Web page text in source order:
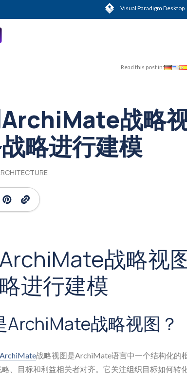
Visual Paradigm Desktop
Read this post in:
战略
略进行建模
战略视
进行建模
ArchiMate战略视图？
ArchiMate战略视图是ArchiMate语言中一个结构化的
略、目标和利益相关者对齐。它关注组织目标如何转